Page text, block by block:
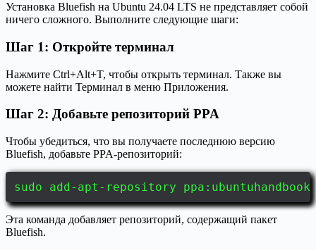
Установка Bluefish на Ubuntu 24.04 LTS не представляет собой
ничего сложного. Выполните следующие шаги:
Шаг 1: Откройте терминал
Нажмите Ctrl+Alt+T, чтобы открыть терминал. Также вы
можете найти Терминал в меню Приложения.
Шаг 2: Добавьте репозиторий PPA
Чтобы убедиться, что вы получаете последнюю версию
Bluefish, добавьте PPA-репозиторий:
sudo add-apt-repository
Эта команда добавляет репозиторий, содержащий пакет
Bluefish.